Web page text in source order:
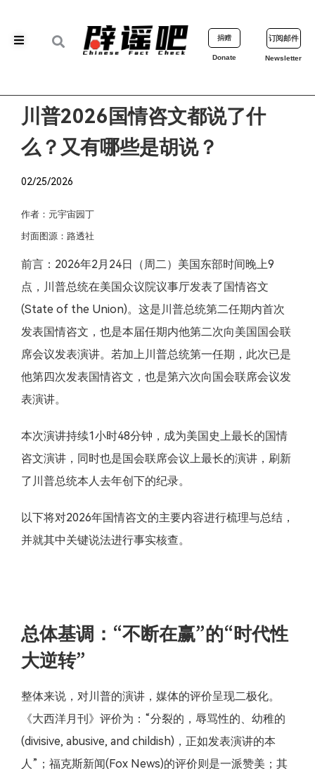
捐赠
Donate
订阅邮件
Newsletter
川普2026国情咨文都说了什
么？又有哪些是胡说？
02/25/2026
作者：元宇宙园丁
封面图源：路透社
前言：2026年2月24日（周二）美国东部时间晚上9
点，川普总统在美国众议院议事厅发表了国情咨文
(State of the Union)。这是川普总统第二任期内首次
发表国情咨文，也是本届任期内他第二次向美国国会联
席会议发表演讲。若加上川普总统第一任期，此次已是
他第四次发表国情咨文，也是第六次向国会联席会议发
表演讲。
本次演讲持续1小时48分钟，成为美国史上最长的国情
咨文演讲，同时也是国会联席会议上最长的演讲，刷新
了川普总统本人去年创下的纪录。
以下将对2026年国情咨文的主要内容进行梳理与总结，
并就其中关键说法进行事实核查。
总体基调：“不断在赢”的“时代性
大逆转”
整体来说，对川普的演讲，媒体的评价呈现二极化。
《大西洋月刊》评价为：“分裂的，辱骂性的、幼稚的
(divisive, abusive, and childish)，正如发表演讲的本
人”；福克斯新闻(Fox News)的评价则是一派赞美；其